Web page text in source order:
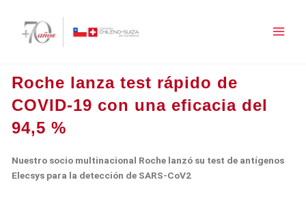
contenido
Roche lanza test rápido de
COVID-19 con una eficacia del
94,5 %
Nuestro socio multinacional Roche lanzó su test de antígenos
Elecsys para la detección de SARS-CoV2